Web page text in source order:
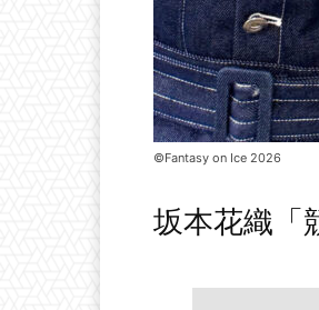
©Fantasy on Ice 2026
坂本花織「